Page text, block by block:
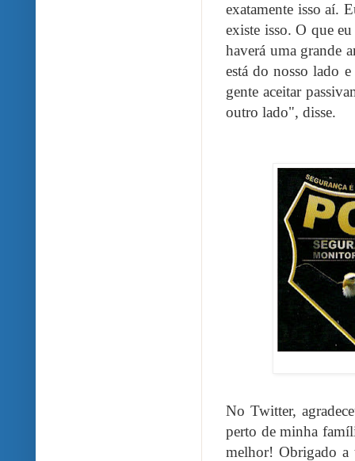
exatamente isso aí.
existe isso. O que
haverá uma grande
está do nosso lado
gente aceitar
outro lado", disse.
No Twitter,
perto de minha
melhor! Obrigado a